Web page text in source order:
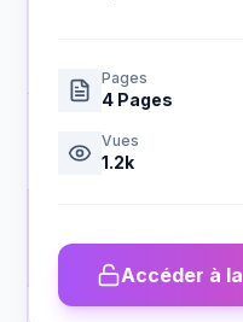
Pages
4 Pages
Vues
1.2k
Accéder à